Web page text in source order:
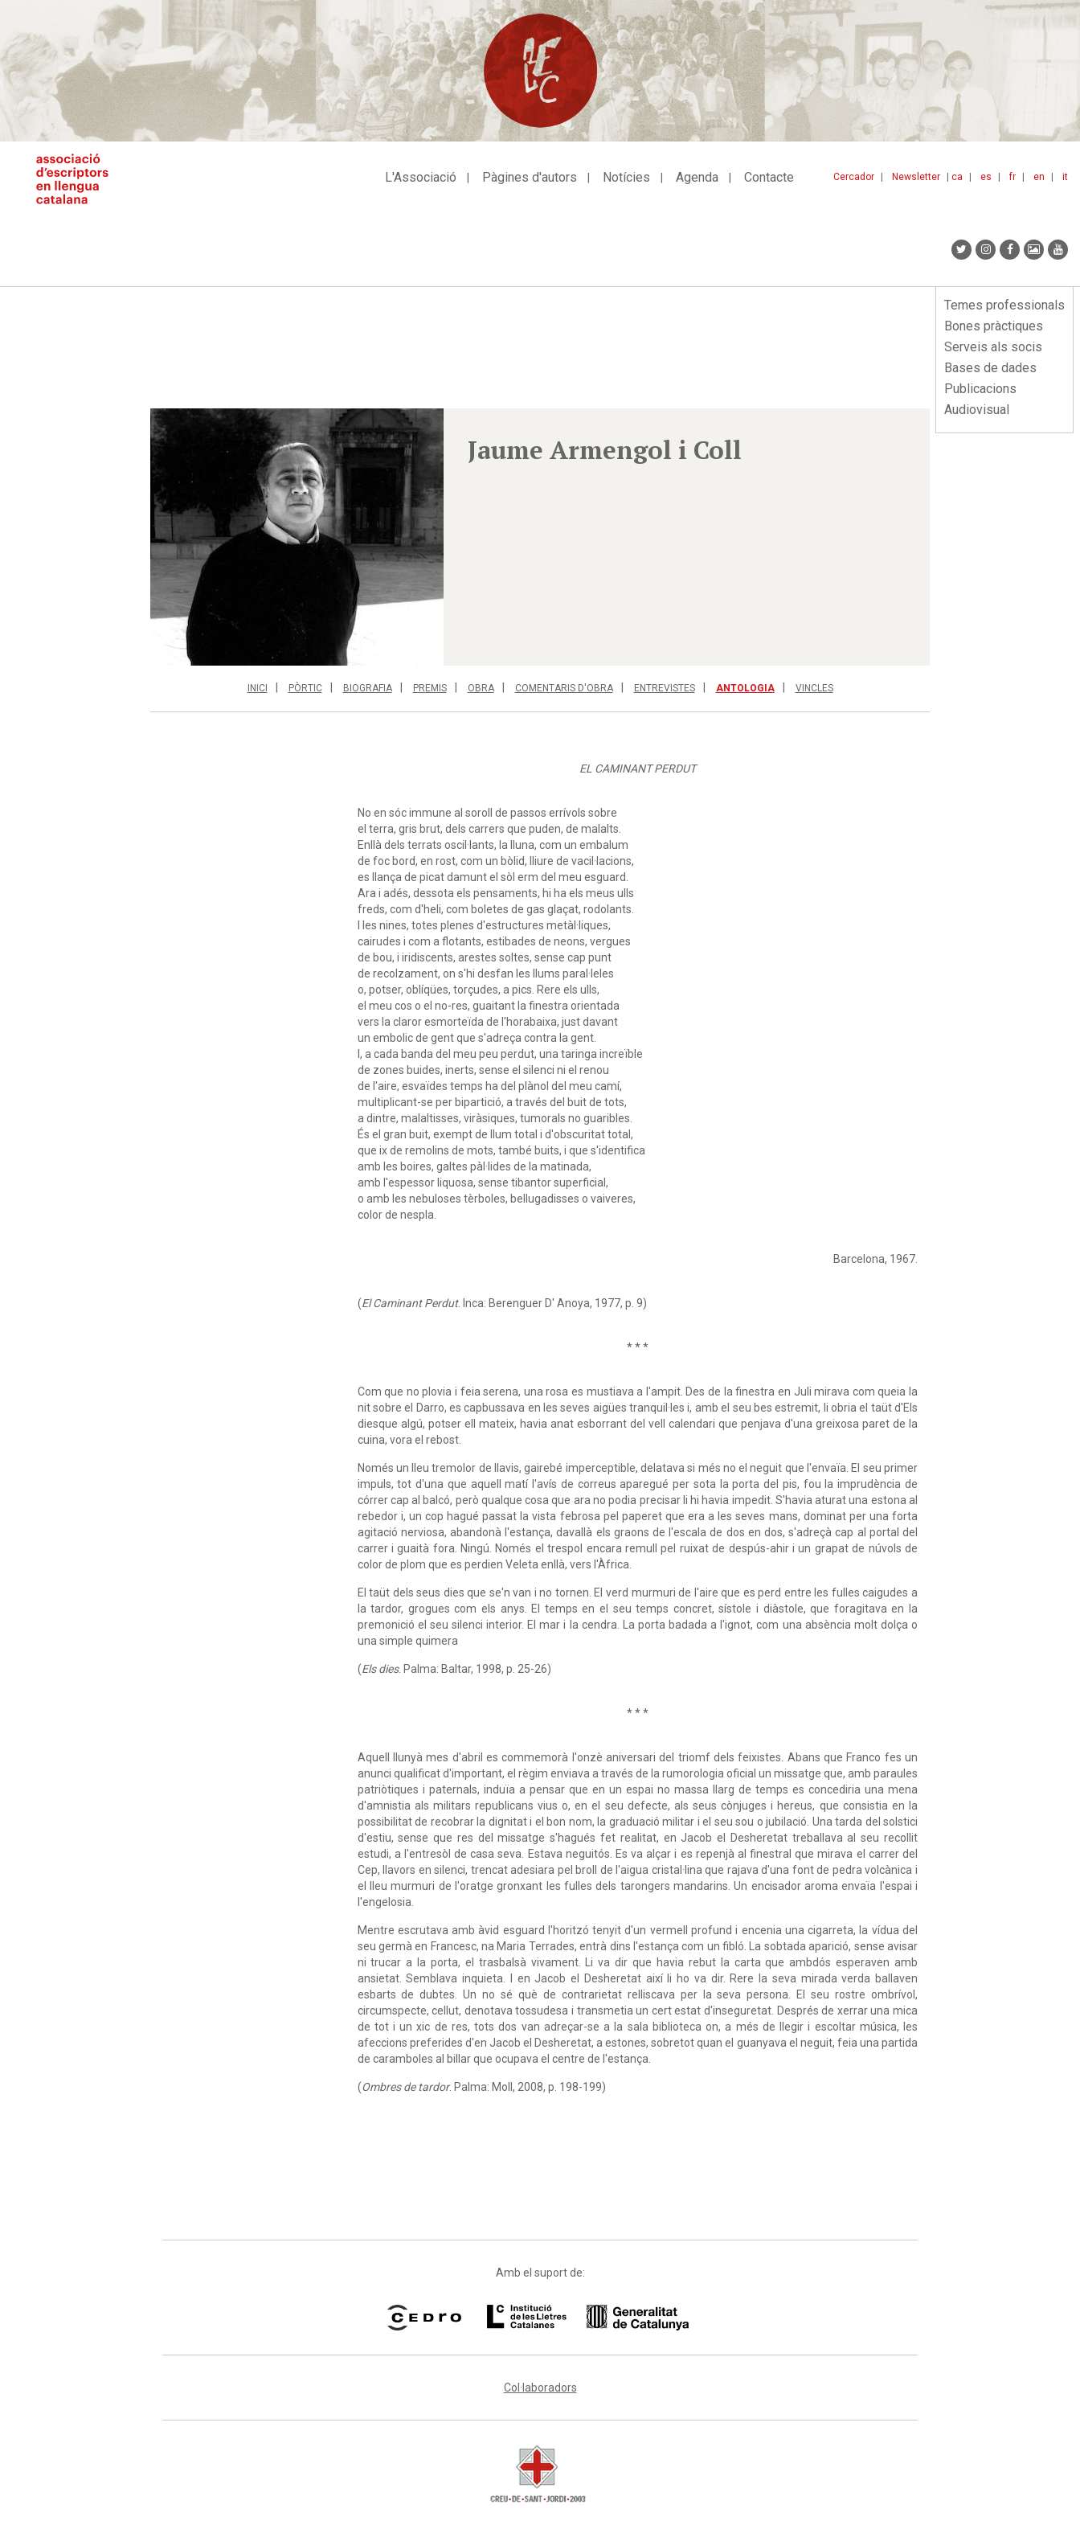
contingut
ca es fr en it
Cercador Newsletter
L'Associació Pàgines d'autors Notícies Agenda Contacte
Menu
lateral
Temes professionals
Bones pràctiques
Serveis als socis
Bases de dades
Publicacions
Audiovisual
Jaume Armengol i Coll
INICI PÒRTIC BIOGRAFIA PREMIS OBRA COMENTARIS D'OBRA ENTREVISTES ANTOLOGIA VINCLES
EL CAMINANT PERDUT
No en sóc immune al soroll de passos errívols sobre
el terra, gris brut, dels carrers que puden, de malalts.
Enllà dels terrats oscil·lants, la lluna, com un embalum
de foc bord, en rost, com un bòlid, lliure de vacil·lacions,
es llança de picat damunt el sòl erm del meu esguard.
Ara i adés, dessota els pensaments, hi ha els meus ulls
freds, com d'heli, com boletes de gas glaçat, rodolants.
I les nines, totes plenes d'estructures metàl·liques,
cairudes i com a flotants, estibades de neons, vergues
de bou, i iridiscents, arestes soltes, sense cap punt
de recolzament, on s'hi desfan les llums paral·leles
o, potser, oblíqües, torçudes, a pics. Rere els ulls,
el meu cos o el no-res, guaitant la finestra orientada
vers la claror esmorteïda de l'horabaixa, just davant
un embolic de gent que s'adreça contra la gent.
I, a cada banda del meu peu perdut, una taringa increïble
de zones buides, inerts, sense el silenci ni el renou
de l'aire, esvaïdes temps ha del plànol del meu camí,
multiplicant-se per bipartició, a través del buit de tots,
a dintre, malaltisses, viràsiques, tumorals no guaribles.
És el gran buit, exempt de llum total i d'obscuritat total,
que ix de remolins de mots, també buits, i que s'identifica
amb les boires, galtes pàl·lides de la matinada,
amb l'espessor liquosa, sense tibantor superficial,
o amb les nebuloses tèrboles, bellugadisses o vaiveres,
color de nespla.
Barcelona, 1967.
(El Caminant Perdut. Inca: Berenguer D' Anoya, 1977, p. 9)
* * *
Com que no plovia i feia serena, una rosa es mustiava a l'ampit. Des de la finestra en Juli mirava com queia la
nit sobre el Darro, es capbussava en les seves aigües tranquil·les i, amb el seu bes estremit, li obria el taüt d'Els
diesque algú, potser ell mateix, havia anat esborrant del vell calendari que penjava d'una greixosa paret de la
cuina, vora el rebost.
Només un lleu tremolor de llavis, gairebé imperceptible, delatava si més no el neguit que l'envaïa. El seu primer
impuls, tot d'una que aquell matí l'avís de correus aparegué per sota la porta del pis, fou la imprudència de
córrer cap al balcó, però qualque cosa que ara no podia precisar li hi havia impedit. S'havia aturat una estona al
rebedor i, un cop hagué passat la vista febrosa pel paperet que era a les seves mans, dominat per una forta
agitació nerviosa, abandonà l'estança, davallà els graons de l'escala de dos en dos, s'adreçà cap al portal del
carrer i guaità fora. Ningú. Només el trespol encara remull pel ruixat de despús-ahir i un grapat de núvols de
color de plom que es perdien Veleta enllà, vers l'Àfrica.
El taüt dels seus dies que se'n van i no tornen. El verd murmuri de l'aire que es perd entre les fulles caigudes a
la tardor, grogues com els anys. El temps en el seu temps concret, sístole i diàstole, que foragitava en la
premonició el seu silenci interior. El mar i la cendra. La porta badada a l'ignot, com una absència molt dolça o
una simple quimera
(Els dies. Palma: Baltar, 1998, p. 25-26)
* * *
Aquell llunyà mes d'abril es commemorà l'onzè aniversari del triomf dels feixistes. Abans que Franco fes un
anunci qualificat d'important, el règim enviava a través de la rumorologia oficial un missatge que, amb paraules
patriòtiques i paternals, induïa a pensar que en un espai no massa llarg de temps es concediria una mena
d'amnistia als militars republicans vius o, en el seu defecte, als seus cònjuges i hereus, que consistia en la
possibilitat de recobrar la dignitat i el bon nom, la graduació militar i el seu sou o jubilació. Una tarda del solstici
d'estiu, sense que res del missatge s'hagués fet realitat, en Jacob el Desheretat treballava al seu recollit
estudi, a l'entresòl de casa seva. Estava neguitós. Es va alçar i es repenjà al finestral que mirava el carrer del
Cep, llavors en silenci, trencat adesiara pel broll de l'aigua cristal·lina que rajava d'una font de pedra volcànica i
el lleu murmuri de l'oratge gronxant les fulles dels tarongers mandarins. Un encisador aroma envaïa l'espai i
l'engelosia.
Mentre escrutava amb àvid esguard l'horitzó tenyit d'un vermell profund i encenia una cigarreta, la vídua del
seu germà en Francesc, na Maria Terrades, entrà dins l'estança com un fibló. La sobtada aparició, sense avisar
ni trucar a la porta, el trasbalsà vivament. Li va dir que havia rebut la carta que ambdós esperaven amb
ansietat. Semblava inquieta. I en Jacob el Desheretat així li ho va dir. Rere la seva mirada verda ballaven
esbarts de dubtes. Un no sé què de contrarietat relliscava per la seva persona. El seu rostre ombrívol,
circumspecte, cellut, denotava tossudesa i transmetia un cert estat d'inseguretat. Després de xerrar una mica
de tot i un xic de res, tots dos van adreçar-se a la sala biblioteca on, a més de llegir i escoltar música, les
afeccions preferides d'en Jacob el Desheretat, a estones, sobretot quan el guanyava el neguit, feia una partida
de caramboles al billar que ocupava el centre de l'estança.
(Ombres de tardor. Palma: Moll, 2008, p. 198-199)
Amb el suport de:
Col·laboradors